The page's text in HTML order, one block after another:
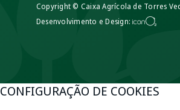
Copyright © Caixa Agrícola de Torres
Desenvolvimento e Design:
CONFIGURAÇÃO DE COOKIES